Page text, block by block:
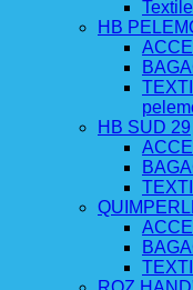
Textile
HB
HB SUD 29